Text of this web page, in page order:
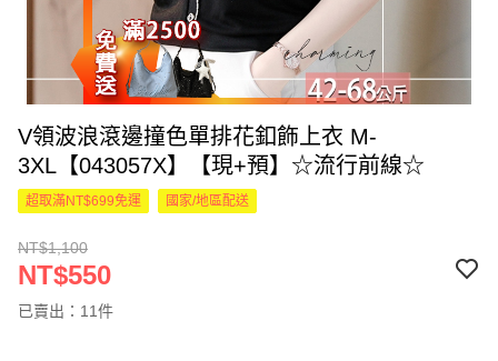
V領波浪滾邊撞色單排花釦飾上衣 M-
3XL【043057X】【現+預】☆流行前線☆
超取滿NT$699免運 國家/地區配送
NT$1,100
NT$550
已賣出：11件